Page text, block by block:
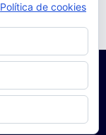
Política de cookies
las cookies,